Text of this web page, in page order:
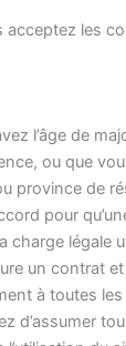
acceptez les
l’âge de
ou que
province de
pour
charge légale
un contrat
à toutes
d’assumer